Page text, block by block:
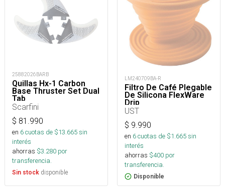
25882026BARB
Quillas Hx-1 Carbon
Base Thruster Set Dual
Tab
Scarfini
$ 81.990
en 6cuotas de $13.665sin
interés
ahorras $3.280 por
transferencia.
Sin stock disponible
LM240709BA-R
Filtro De Café Plegable
De Silicona FlexWare
Drip
UST
$ 9.990
en 6cuotas de $1.665sin
interés
ahorras $400 por
transferencia.
Disponible